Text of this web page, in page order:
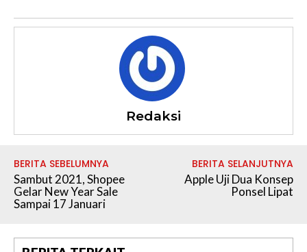
Redaksi
BERITA SEBELUMNYA
Sambut 2021, Shopee
Gelar New Year Sale
Sampai 17 Januari
BERITA SELANJUTNYA
Apple Uji Dua Konsep
Ponsel Lipat